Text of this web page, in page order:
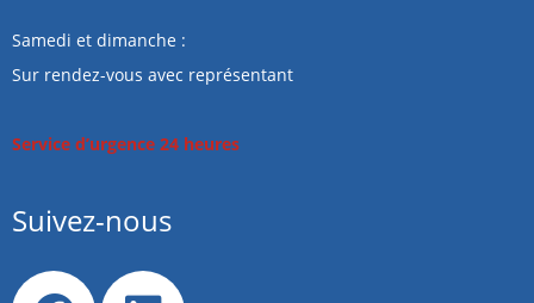
Samedi et dimanche :
Sur rendez-vous avec représentant
Service d’urgence 24 heures
Suivez-nous